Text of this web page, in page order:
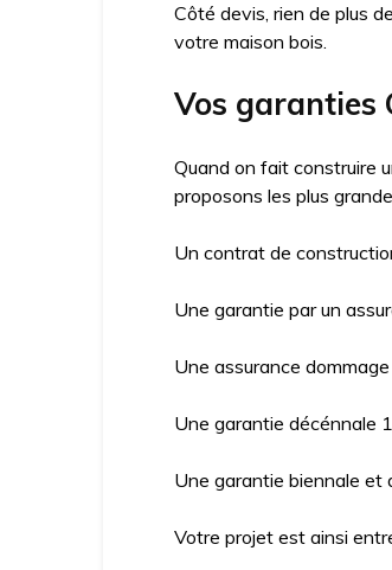
Côté devis, rien de plus
votre maison bois.
Vos garanties
Quand on fait construire
proposons les plus
Un contrat de
Une garantie par un
Une assurance
Une garantie décénnale
Une garantie biennale
Votre projet est ainsi